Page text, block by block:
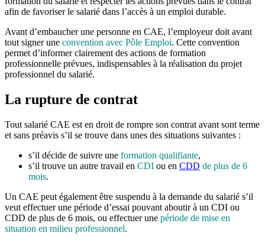
afin de favoriser le salarié dans l’accès à un emploi durable.
Avant d’embaucher une personne en CAE, l’employeur doit avant
tout signer une convention avec Pôle Emploi. Cette convention
permet d’informer clairement des actions de formation
professionnelle prévues, indispensables à la réalisation du projet
professionnel du salarié.
La rupture de contrat
Tout salarié CAE est en droit de rompre son contrat avant sont terme
et sans préavis s’il se trouve dans unes des situations suivantes :
s’il décide de suivre une formation qualifiante,
s’il trouve un autre travail en CDI ou en CDD de plus de 6
mois.
Un CAE peut également être suspendu à la demande du salarié s’il
veut effectuer une période d’essai pouvant aboutir à un CDI ou
CDD de plus de 6 mois, ou effectuer une période de mise en
situation en milieu professionnel.